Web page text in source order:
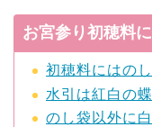
お宮参り初穂料
初穂料にはの
水引は紅白の
のし袋以外に